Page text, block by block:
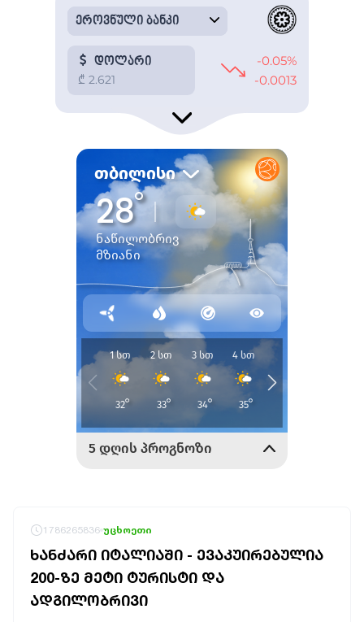
1786265836 უცხოეთი
ᲮᲐᲜᲫᲐᲠᲘ ᲘᲢᲐᲚᲘᲐᲨᲘ - ᲔᲕᲐᲙᲣᲘᲠᲔᲑᲣᲚᲘᲐ
200-ᲖᲔ ᲛᲔᲢᲘ ᲢᲣᲠᲘᲡᲢᲘ ᲓᲐ
ᲐᲓᲒᲘᲚᲝᲑᲠᲘᲕᲘ